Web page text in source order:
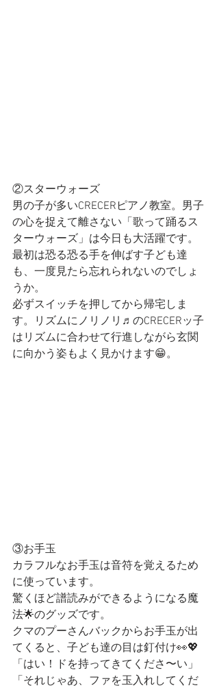
②スターウォーズ
男の子が多いCRECERピアノ教室。男子
の心を捉えて離さない「歌って踊るス
ターウォーズ」は今日も大活躍です。
最初は恐る恐る手を伸ばす子ども達
も、一度見たら忘れられないのでしょ
うか。
必ずスイッチを押してから帰宅しま
す。リズムにノリノリ♬のCRECERッ子
はリズムに合わせて行進しながら玄関
に向かう姿もよく見かけます😁。
③お手玉
カラフルなお手玉は音符を覚えるため
に使っています。
驚くほど譜読みができるようになる魔
法🌟のグッズです。
クマのプーさんバックからお手玉が出
てくると、子ども達の目は釘付け👀💖
「はい！ドを持ってきてくださ〜い」
「それじゃあ、ファを玉入れしてくだ